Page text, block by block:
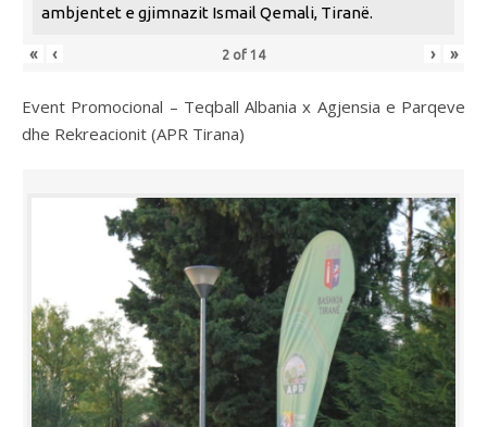
ambjentet e gjimnazit Ismail Qemali, Tiranë.
« ‹ 2 of 14 › »
Event Promocional – Teqball Albania x Agjensia e Parqeve
dhe Rekreacionit (APR Tirana)